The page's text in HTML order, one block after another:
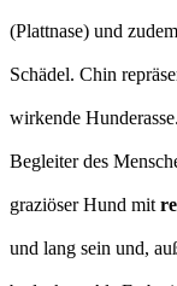
(Plattnase) und
Schädel. Chin
wirkende
Begleiter des
graziöser Hund mit
und lang sein und,